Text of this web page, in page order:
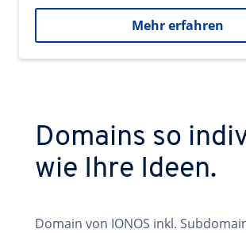
Mehr erfahren
Domains so
wie Ihre Ideen.
Domain von IONOS inkl.